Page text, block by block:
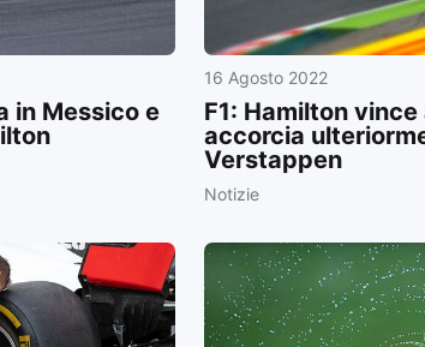
in Messico e
16 Agosto 2022
F1: Hamilton
accorcia
Verstappen
Notizie